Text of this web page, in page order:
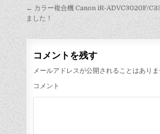
投
稿
ナ
ビ
ゲ
ー
シ
ョ
ン
← カラー複合機 Canon iR-ADVC3020F/
ました！
コメントを残す
メールアドレスが公開されることはありま
コメント